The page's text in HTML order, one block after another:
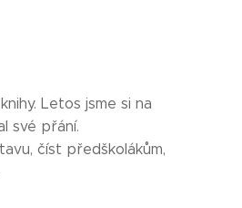
Letos jsme si na
své přání.
číst předškolákům,